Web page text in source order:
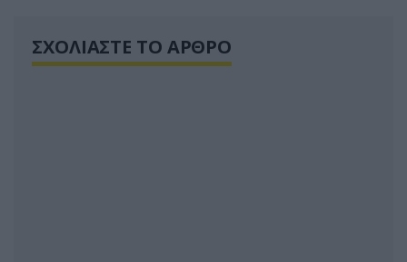
ΣΧΟΛΙΑΣΤΕ ΤΟ ΑΡΘΡΟ